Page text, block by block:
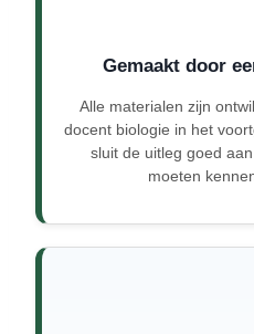
Gemaakt door
Alle materialen zijn
docent biologie in het
sluit de uitleg goed
moeten